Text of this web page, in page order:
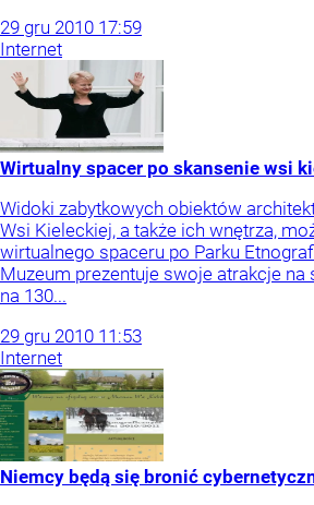
29 gru 2010 17:59
Internet
Wirtualny spacer po skansenie wsi
Widoki zabytkowych obiektów
Wsi Kieleckiej, a także ich wnętrza,
wirtualnego spaceru po Parku
Muzeum prezentuje swoje atrakcje
na 130...
29 gru 2010 11:53
Internet
Niemcy będą się bronić